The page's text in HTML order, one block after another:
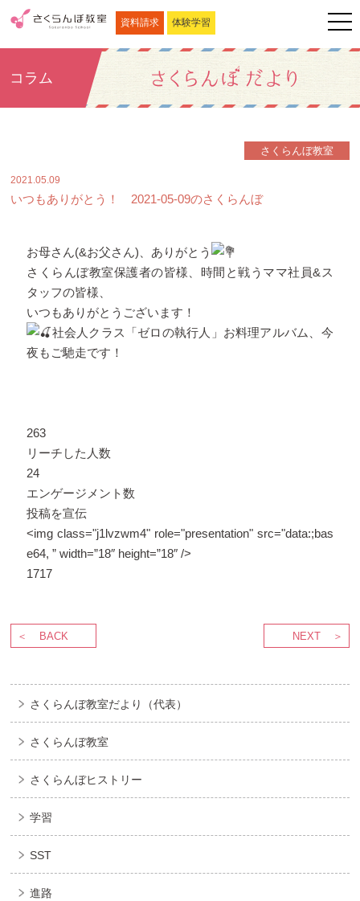
資料請求 体験学習
コラム
さくらんぼ教室
2021.05.09
いつもありがとう！ 2021-05-09のさくらんぼ
お母さん(&お父さん)、ありがとう
さくらんぼ教室保護者の皆様、時間と戦うママ社員&ス
タッフの皆様、
いつもありがとうございます！
社会人クラス「ゼロの執行人」お料理アルバム、今
夜もご馳走です！
263
リーチした人数
24
エンゲージメント数
投稿を宣伝
<img class="j1lvzwm4" role="presentation" src="data:;bas
e64, ” width=”18″ height=”18″ />
1717
BACK NEXT
さくらんぼ教室だより（代表）
さくらんぼ教室
さくらんぼヒストリー
学習
SST
進路